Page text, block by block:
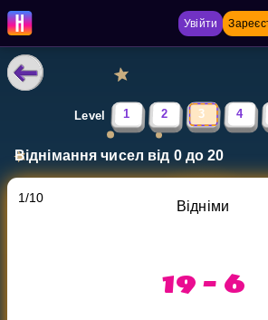
Увійти
НАВЧАЛЬНІ МАТЕРІАЛИ
Curriculum
Level 1 2 3 4
Віднімання чисел від 0 до 20
1/10
Відніми
19 - 6